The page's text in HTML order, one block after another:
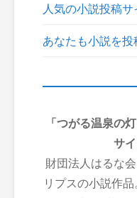
人気の小説投稿
あなたも小説を投
「つがる温泉の
サ
財団法人はるな
リプスの小説作